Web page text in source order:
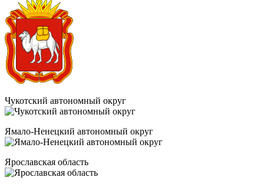
Чукотский автономный округ
Ямало-Ненецкий автономный округ
Ярославская область